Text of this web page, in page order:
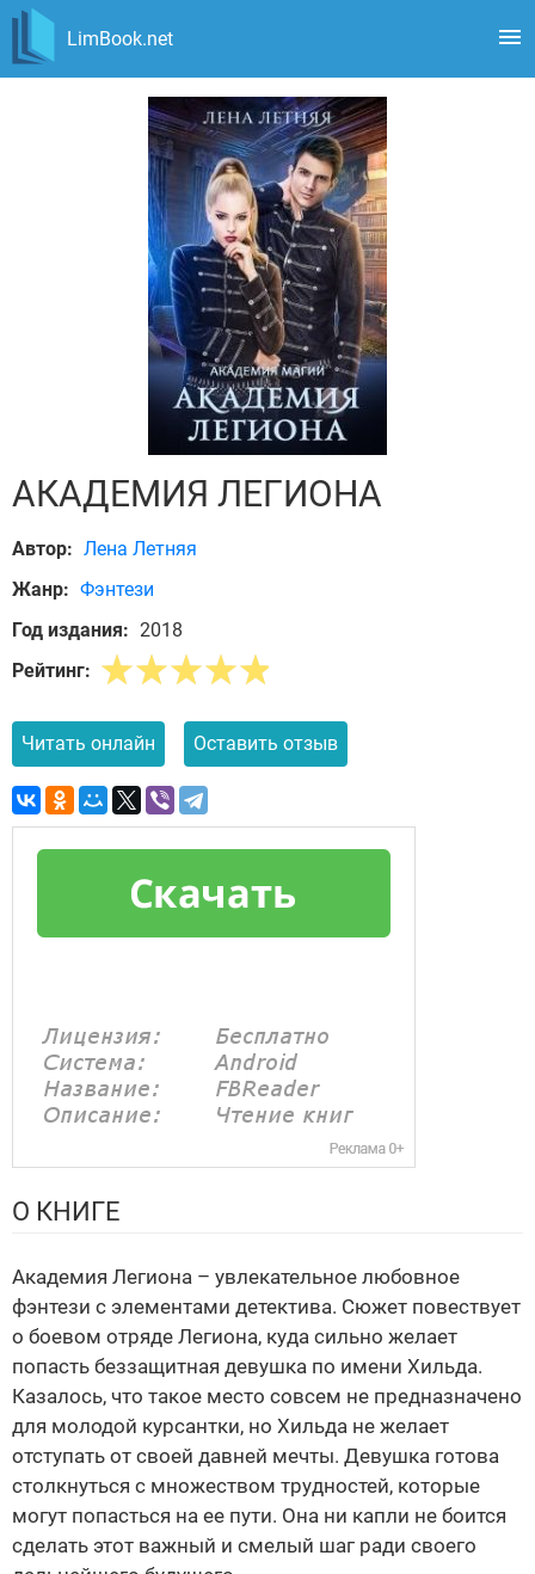
LimBook.net
АКАДЕМИЯ ЛЕГИОНА
Автор: Лена Летняя
Жанр: Фэнтези
Год издания: 2018
Рейтинг:
Читать онлайн Оставить отзыв
О КНИГЕ
Академия Легиона – увлекательное любовное
фэнтези с элементами детектива. Сюжет повествует
о боевом отряде Легиона, куда сильно желает
попасть беззащитная девушка по имени Хильда.
Казалось, что такое место совсем не предназначено
для молодой курсантки, но Хильда не желает
отступать от своей давней мечты. Девушка готова
столкнуться с множеством трудностей, которые
могут попасться на ее пути. Она ни капли не боится
сделать этот важный и смелый шаг ради своего